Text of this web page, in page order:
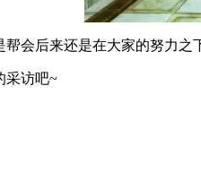
后来还是在大家的努力之
访吧~